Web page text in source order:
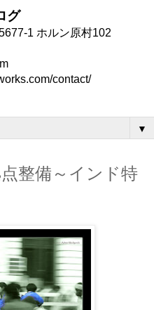
グ
1 ホルン原村102
contact/
▼
整備～インド特